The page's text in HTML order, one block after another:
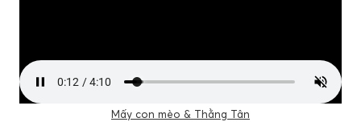
Mấy con mèo & Thằng Tân